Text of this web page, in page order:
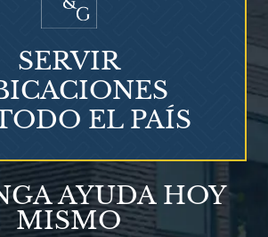
Talco en polvo
Ovary cancer
AYUDA HOY
MISMO
SERVIR
EL PAÍS